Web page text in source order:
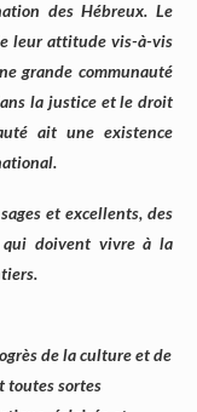
des Hébreux. Le
leur attitude vis-à-vis
grande communauté
la justice et le droit
ait une existence
et excellents, des
qui doivent vivre à la
de la culture et de
toutes sortes